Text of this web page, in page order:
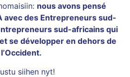
nous avons pensé
avec des Entrepreneurs sud-
sud-africains qui
se développer en dehors de
l’Occident.
siihen nyt!